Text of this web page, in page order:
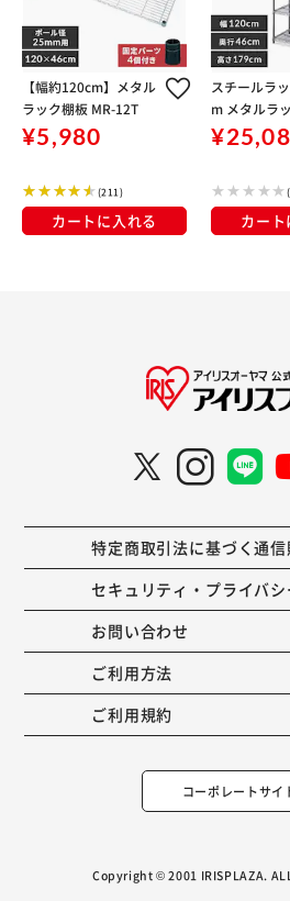
【幅約120cm】メタル
ラック棚板 MR-12T
¥5,980
(211)
カートに入れる
スチールラ
m メタルラ
R-1218JK シ
ール直径
カー
特定商取引法に基づく通
セキュリティ・プライバ
お問い合わせ
ご利用方法
ご利用規約
コーポレートサイ
Copyright © 2001 IRISPLAZA.